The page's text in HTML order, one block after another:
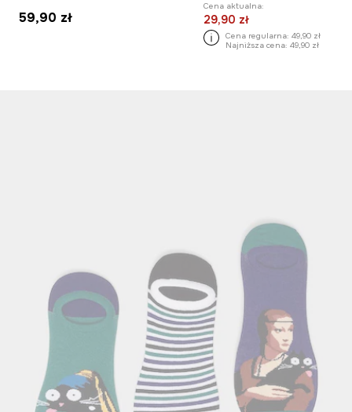
59,90 zł
Cena aktualna:
29,90 zł
Cena regularna: 49,90 zł
Najniższa cena: 49,90 zł